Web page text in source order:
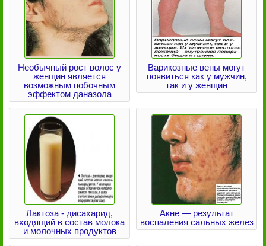
Необычный рост волос у
женщин является
возможным побочным
эффектом даназола
Варикозные вены могут
появиться как у мужчин,
так и у женщин
Лактоза - дисахарид,
входящий в состав молока
и молочных продуктов
Акне — результат
воспаления сальных желез